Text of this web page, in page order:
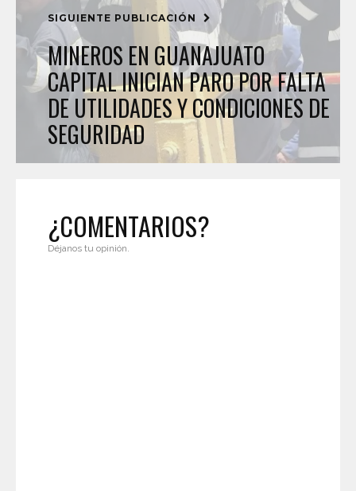
SIGUIENTE PUBLICACIÓN
MINEROS EN GUANAJUATO
CAPITAL INICIAN PARO POR FALTA
DE UTILIDADES Y CONDICIONES DE
SEGURIDAD
¿COMENTARIOS?
Déjanos tu opinión.